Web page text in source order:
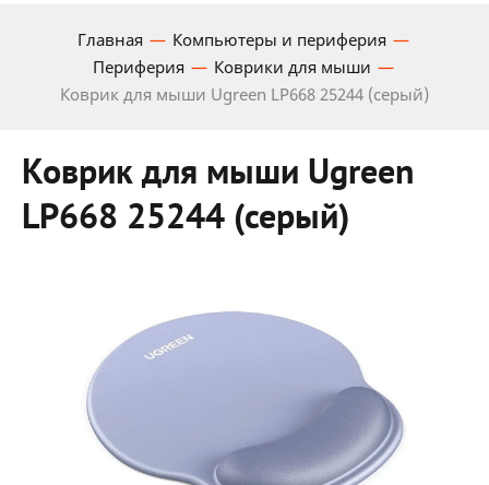
Главная
Компьютеры и периферия
Периферия
Коврики для мыши
Коврик для мыши Ugreen LP668 25244 (серый)
Коврик для мыши Ugreen
LP668 25244 (серый)